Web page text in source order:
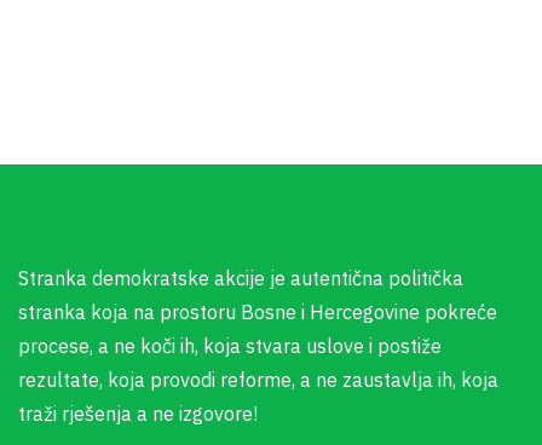
Stranka demokratske akcije je autentična politička
stranka koja na prostoru Bosne i Hercegovine pokreće
procese, a ne koči ih, koja stvara uslove i postiže
rezultate, koja provodi reforme, a ne zaustavlja ih, koja
traži rješenja a ne izgovore!